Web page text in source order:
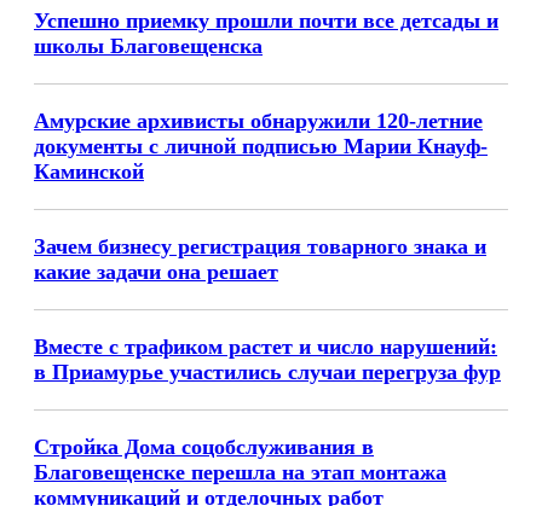
Успешно приемку прошли почти все детсады и
школы Благовещенска
Амурские архивисты обнаружили 120-летние
документы с личной подписью Марии Кнауф-
Каминской
Зачем бизнесу регистрация товарного знака и
какие задачи она решает
Вместе с трафиком растет и число нарушений:
в Приамурье участились случаи перегруза фур
Стройка Дома соцобслуживания в
Благовещенске перешла на этап монтажа
коммуникаций и отделочных работ